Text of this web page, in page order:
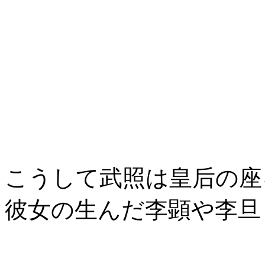
こうして武照は皇后の
彼女の生んだ李顕や李